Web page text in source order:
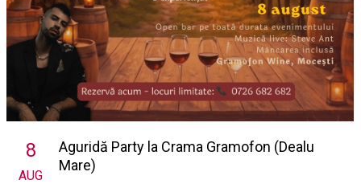
8
AUG
Aguridă Party la Crama Gramofon (Dealu
Mare)